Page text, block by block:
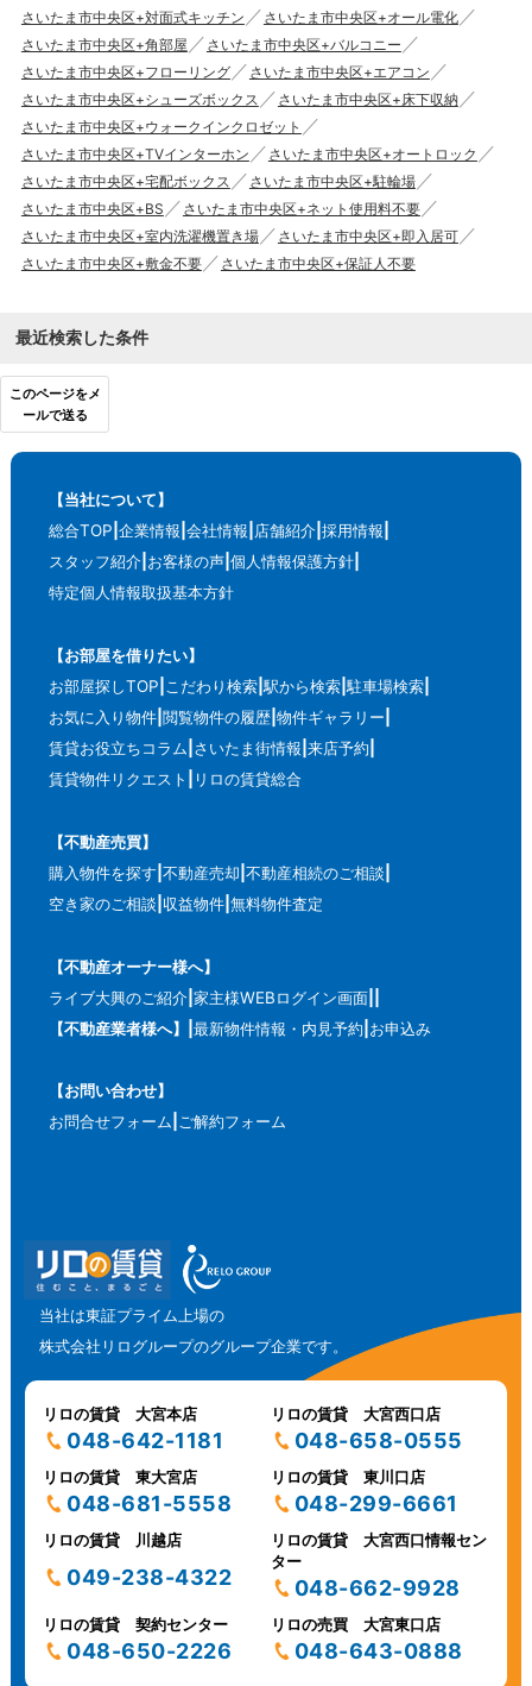
さいたま市中央区+対面式キッチン
さいたま市中央区+オール電化
さいたま市中央区+角部屋
さいたま市中央区+バルコニー
さいたま市中央区+フローリング
さいたま市中央区+エアコン
さいたま市中央区+シューズボックス
さいたま市中央区+床下収納
さいたま市中央区+ウォークインクロゼット
さいたま市中央区+TVインターホン
さいたま市中央区+オートロック
さいたま市中央区+宅配ボックス
さいたま市中央区+駐輪場
さいたま市中央区+BS
さいたま市中央区+ネット使用料不要
さいたま市中央区+室内洗濯機置き場
さいたま市中央区+即入居可
さいたま市中央区+敷金不要
さいたま市中央区+保証人不要
最近検索した条件
このページをメ
ールで送る
【当社について】
総合TOP 企業情報 会社情報 店舗紹介 採用情報
スタッフ紹介 お客様の声 個人情報保護方針
特定個人情報取扱基本方針
【お部屋を借りたい】
お部屋探しTOP こだわり検索 駅から検索 駐車場検索
お気に入り物件 閲覧物件の履歴 物件ギャラリー
賃貸お役立ちコラム さいたま街情報 来店予約
賃貸物件リクエスト
リロの賃貸総合
【不動産売買】
購入物件を探す 不動産売却 不動産相続のご相談
空き家のご相談 収益物件 無料物件査定
【不動産オーナー様へ】
ライブ大興のご紹介 家主様WEBログイン画面
【不動産業者様へ】
最新物件情報・内見予約 お申込み
【お問い合わせ】
お問合せフォーム ご解約フォーム
当社は東証プライム上場の
株式会社リログループのグループ企業です。
リロの賃貸 大宮本店
048-642-1181
リロの賃貸 大宮西口店
048-658-0555
リロの賃貸 東大宮店
048-681-5558
リロの賃貸 東川口店
048-299-6661
リロの賃貸 川越店
049-238-4322
リロの賃貸 大宮西口情報セン
ター
048-662-9928
リロの賃貸 契約センター
048-650-2226
リロの売買 大宮東口店
048-643-0888